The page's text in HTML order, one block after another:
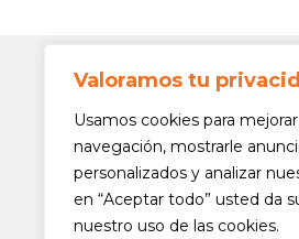
Valoramos tu
Usamos cookies para
navegación, mostrarle
personalizados y analizar
en “Aceptar todo” usted da
nuestro uso de las cookies.
Siga-nos!